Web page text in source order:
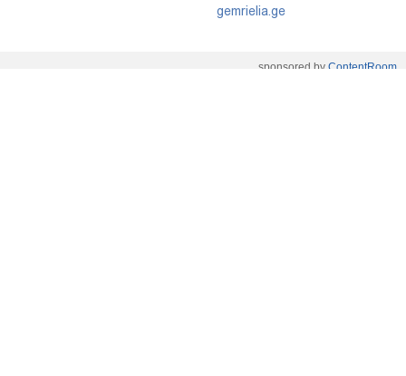
gemrielia.ge
sponsored by ContentRoom